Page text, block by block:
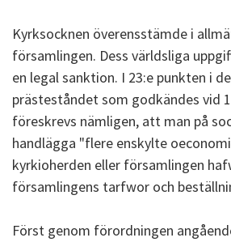
Kyrksocknen överensstämde i
församlingen. Dess världsliga
en legal sanktion. I 23:e punkten i
prästeståndet som godkändes vid
föreskrevs nämligen, att man på
handlägga "flere enskylte
kyrkioherden eller församlingen
församlingens tarfwor och
Först genom förordningen